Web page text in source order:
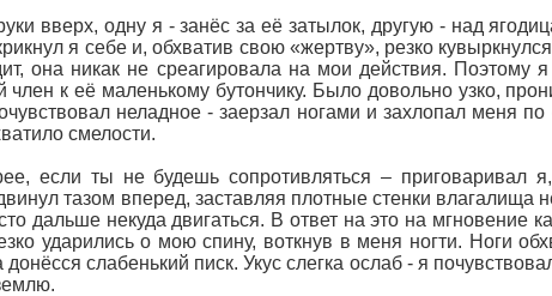
вверх, одну я - занёс за её затылок, другую - над
я себе и, обхватив свою «жертву», резко
она никак не среагировала на мои действия. Поэтому
к её маленькому бутончику. Было довольно узко,
неладное - заерзал ногами и захлопал меня
смелости.
если ты не будешь сопротивляться – приговаривал
тазом вперед, заставляя плотные стенки влагалища
дальше некуда двигаться. В ответ на это на мгновение
ударились о мою спину, воткнув в меня ногти. Ноги
слабенький писк. Укус слегка ослаб - я